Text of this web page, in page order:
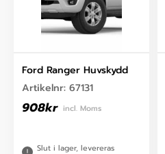
Ford Ranger Huvskydd
Artikelnr: 67131
908kr incl. Moms
Slut i lager, levereras